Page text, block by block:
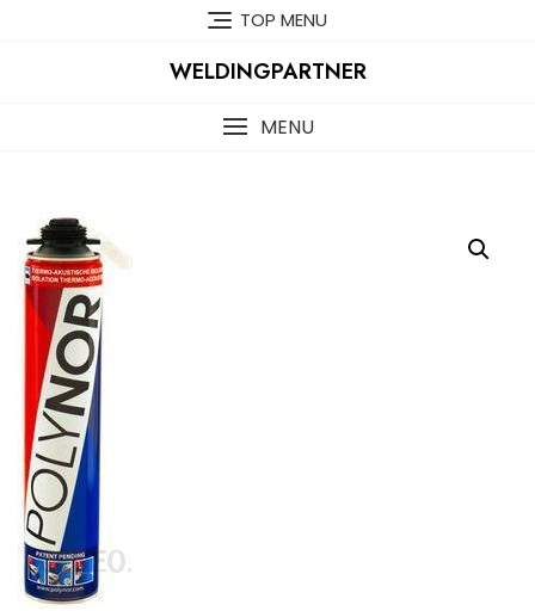
TOP MENU
WELDINGPARTNER
MENU